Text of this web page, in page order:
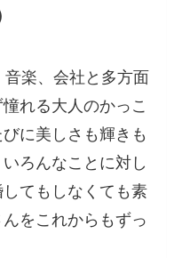
楽、会社と多方面
れる大人のかっこ
に美しさも輝きも
ろんなことに対し
てもしなくても素
をこれからもずっ